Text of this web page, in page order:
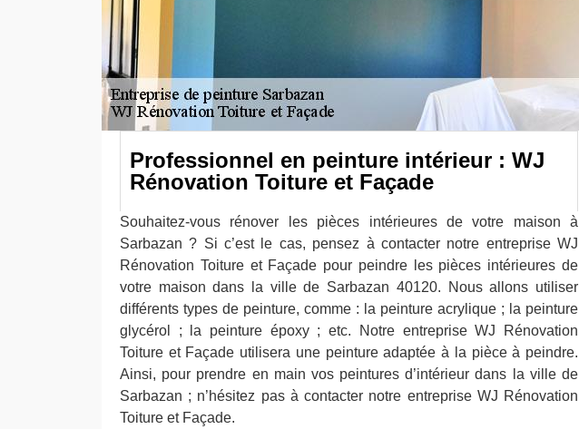
Professionnel en peinture intérieur : WJ
Rénovation Toiture et Façade
Souhaitez-vous rénover les pièces intérieures de votre maison à
Sarbazan ? Si c’est le cas, pensez à contacter notre entreprise WJ
Rénovation Toiture et Façade pour peindre les pièces intérieures de
votre maison dans la ville de Sarbazan 40120. Nous allons utiliser
différents types de peinture, comme : la peinture acrylique ; la peinture
glycérol ; la peinture époxy ; etc. Notre entreprise WJ Rénovation
Toiture et Façade utilisera une peinture adaptée à la pièce à peindre.
Ainsi, pour prendre en main vos peintures d’intérieur dans la ville de
Sarbazan ; n’hésitez pas à contacter notre entreprise WJ Rénovation
Toiture et Façade.